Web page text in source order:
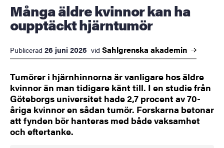
Många äldre kvinnor kan ha
oupptäckt hjärntumör
Publicerad 26 juni 2025 vid Sahlgrenska akademin
Tumörer i hjärnhinnorna är vanligare hos äldre
kvinnor än man tidigare känt till. I en studie från
Göteborgs universitet hade 2,7 procent av 70-
åriga kvinnor en sådan tumör. Forskarna betonar
att fynden bör hanteras med både vaksamhet
och eftertanke.